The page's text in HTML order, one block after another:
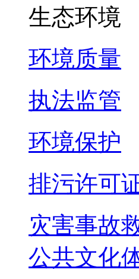
生态环境
环境质量
执法监管
环境保护
排污许可
灾害事故
公共文化